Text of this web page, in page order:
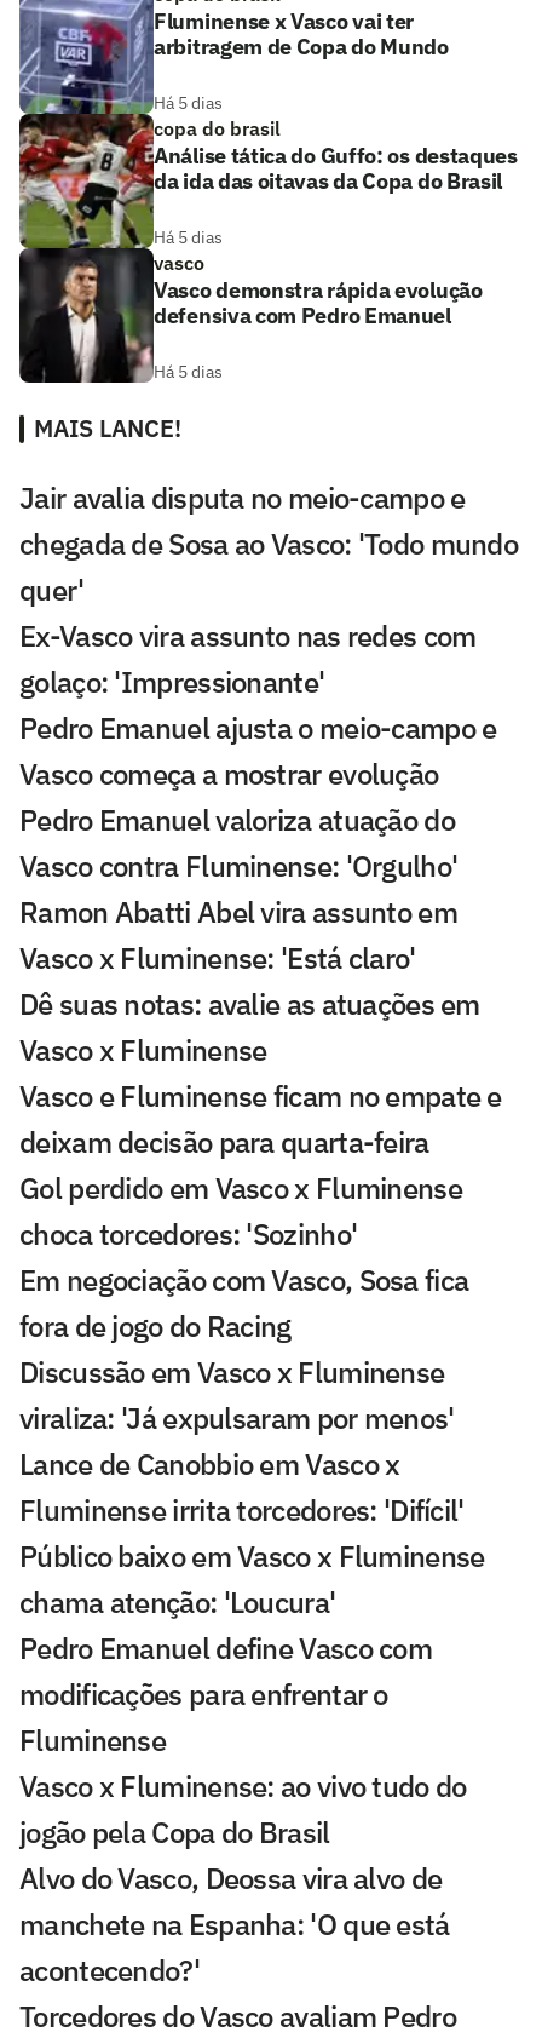
Fluminense x Vasco vai ter
arbitragem de Copa do Mundo
Há 5 dias
copa do brasil
Análise tática do Guffo: os destaques
da ida das oitavas da Copa do Brasil
Há 5 dias
vasco
Vasco demonstra rápida evolução
defensiva com Pedro Emanuel
Há 5 dias
MAIS LANCE!
Jair avalia disputa no meio-campo e
chegada de Sosa ao Vasco: 'Todo mundo
quer'
Ex-Vasco vira assunto nas redes com
golaço: 'Impressionante'
Pedro Emanuel ajusta o meio-campo e
Vasco começa a mostrar evolução
Pedro Emanuel valoriza atuação do
Vasco contra Fluminense: 'Orgulho'
Ramon Abatti Abel vira assunto em
Vasco x Fluminense: 'Está claro'
Dê suas notas: avalie as atuações em
Vasco x Fluminense
Vasco e Fluminense ficam no empate e
deixam decisão para quarta-feira
Gol perdido em Vasco x Fluminense
choca torcedores: 'Sozinho'
Em negociação com Vasco, Sosa fica
fora de jogo do Racing
Discussão em Vasco x Fluminense
viraliza: 'Já expulsaram por menos'
Lance de Canobbio em Vasco x
Fluminense irrita torcedores: 'Difícil'
Público baixo em Vasco x Fluminense
chama atenção: 'Loucura'
Pedro Emanuel define Vasco com
modificações para enfrentar o
Fluminense
Vasco x Fluminense: ao vivo tudo do
jogão pela Copa do Brasil
Alvo do Vasco, Deossa vira alvo de
manchete na Espanha: 'O que está
acontecendo?'
Torcedores do Vasco avaliam Pedro